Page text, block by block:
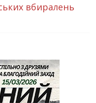
вбиралень